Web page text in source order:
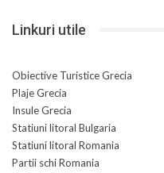
Linkuri utile
Obiective Turistice Grecia
Plaje Grecia
Insule Grecia
Statiuni litoral Bulgaria
Statiuni litoral Romania
Partii schi Romania